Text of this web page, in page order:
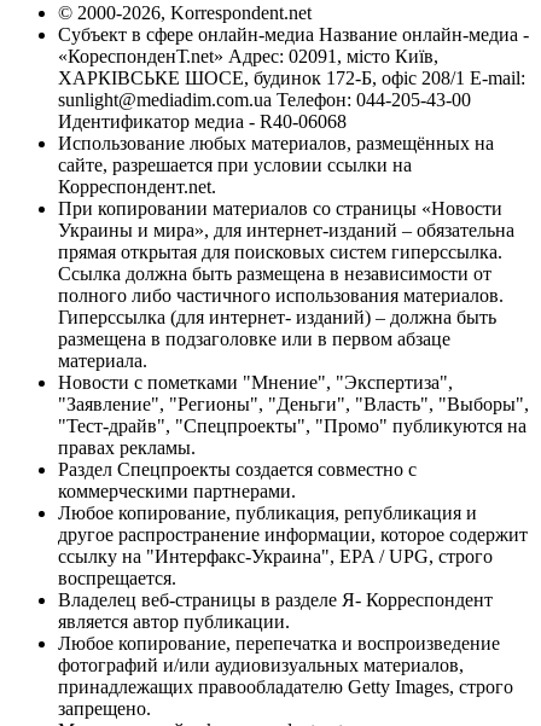
© 2000-2026, Korrespondent.net
Субъект в сфере онлайн-медиа Название онлайн-медиа -
«КореспонденТ.net» Адрес: 02091, місто Київ,
ХАРКІВСЬКЕ ШОСЕ, будинок 172-Б, офіс 208/1 E-mail:
sunlight@mediadim.com.ua Телефон: 044-205-43-00
Идентификатор медиа - R40-06068
Использование любых материалов, размещённых на
сайте, разрешается при условии ссылки на
Корреспондент.net.
При копировании материалов со страницы «Новости
Украины и мира», для интернет-изданий – обязательна
прямая открытая для поисковых систем гиперссылка.
Ссылка должна быть размещена в независимости от
полного либо частичного использования материалов.
Гиперссылка (для интернет- изданий) – должна быть
размещена в подзаголовке или в первом абзаце
материала.
Новости с пометками "Мнение", "Экспертиза",
"Заявление", "Регионы", "Деньги", "Власть", "Выборы",
"Тест-драйв", "Спецпроекты", "Промо" публикуются на
правах рекламы.
Раздел Спецпроекты создается совместно с
коммерческими партнерами.
Любое копирование, публикация, републикация и
другое распространение информации, которое содержит
ссылку на "Интерфакс-Украина", EPA / UPG, строго
воспрещается.
Владелец веб-страницы в разделе Я- Корреспондент
является автор публикации.
Любое копирование, перепечатка и воспроизведение
фотографий и/или аудиовизуальных материалов,
принадлежащих правообладателю Getty Images, строго
запрещено.